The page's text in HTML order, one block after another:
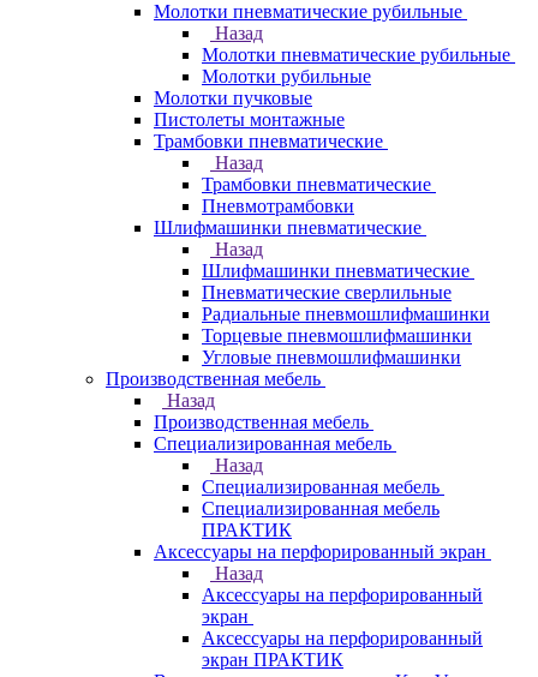
Молотки пневматические рубильные
Назад
Молотки пневматические рубильные
Молотки рубильные
Молотки пучковые
Пистолеты монтажные
Трамбовки пневматические
Назад
Трамбовки пневматические
Пневмотрамбовки
Шлифмашинки пневматические
Назад
Шлифмашинки пневматические
Пневматические сверлильные
Радиальные пневмошлифмашинки
Торцевые пневмошлифмашинки
Угловые пневмошлифмашинки
Производственная мебель
Назад
Производственная мебель
Cпециализированная мебель
Назад
Cпециализированная мебель
Специализированная мебель
ПРАКТИК
Аксессуары на перфорированный экран
Назад
Аксессуары на перфорированный
экран
Аксессуары на перфорированный
экран ПРАКТИК